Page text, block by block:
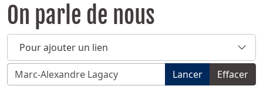
On parle de nous
Pour ajouter un lien
Filtrer par titre, sujet, nom de personne, source, année
Lancer Effacer